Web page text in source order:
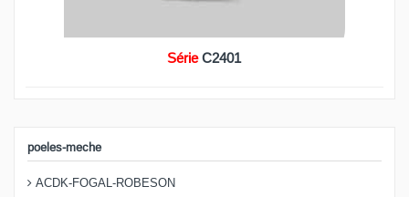
SérieC2401
poeles-meche
ACDK-FOGAL-ROBESON